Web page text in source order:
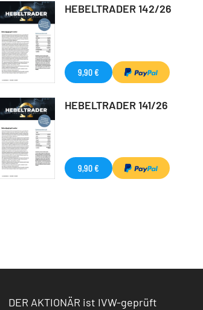
HEBELTRADER 142/26
9,90 €
HEBELTRADER 141/26
9,90 €
DER AKTIONÄR ist IVW-geprüft